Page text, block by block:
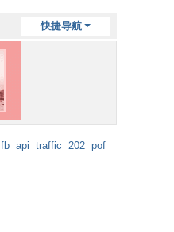
快捷导航
fb api traffic 202 pof